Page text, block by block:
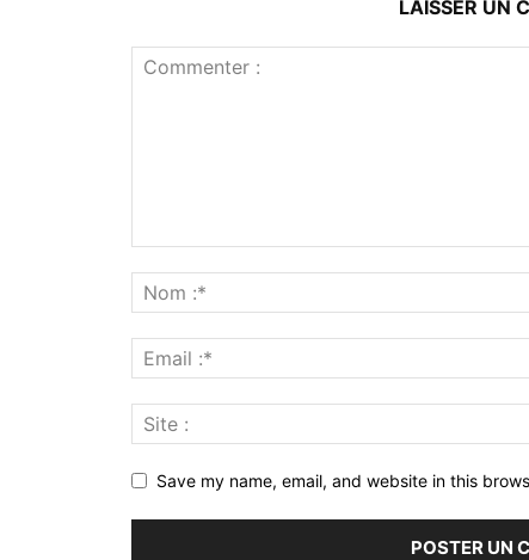
LAISSER UN
Save my name, email, and website in this